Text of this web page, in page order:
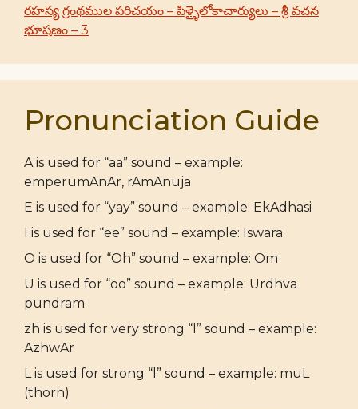
రహస్య గ్రంథముల పరిచయం – పిళ్ళైలోకాచార్యులు – శ్రీ వచన
భూషణం – 3
Pronunciation Guide
A is used for “aa” sound – example:
emperumAnAr, rAmAnuja
E is used for “yay” sound – example: EkAdhasi
I is used for “ee” sound – example: Iswara
O is used for “Oh” sound – example: Om
U is used for “oo” sound – example: Urdhva
pundram
zh is used for very strong “l” sound – example:
AzhwAr
L is used for strong “l” sound – example: muL
(thorn)